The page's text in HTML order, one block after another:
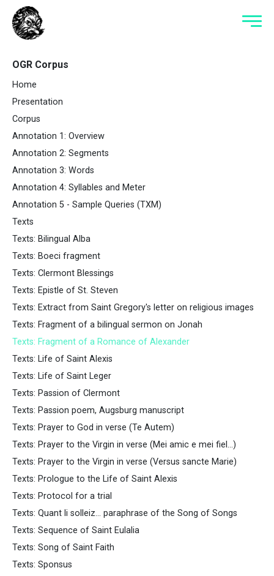
OGR Corpus
Home
Presentation
Corpus
Annotation 1: Overview
Annotation 2: Segments
Annotation 3: Words
Annotation 4: Syllables and Meter
Annotation 5 - Sample Queries (TXM)
Texts
Texts: Bilingual Alba
Texts: Boeci fragment
Texts: Clermont Blessings
Texts: Epistle of St. Steven
Texts: Extract from Saint Gregory's letter on religious images
Texts: Fragment of a bilingual sermon on Jonah
Texts: Fragment of a Romance of Alexander
Texts: Life of Saint Alexis
Texts: Life of Saint Leger
Texts: Passion of Clermont
Texts: Passion poem, Augsburg manuscript
Texts: Prayer to God in verse (Te Autem)
Texts: Prayer to the Virgin in verse (Mei amic e mei fiel...)
Texts: Prayer to the Virgin in verse (Versus sancte Marie)
Texts: Prologue to the Life of Saint Alexis
Texts: Protocol for a trial
Texts: Quant li solleiz... paraphrase of the Song of Songs
Texts: Sequence of Saint Eulalia
Texts: Song of Saint Faith
Texts: Sponsus